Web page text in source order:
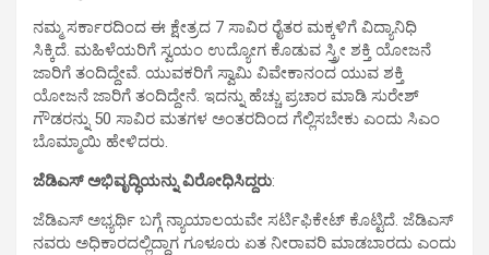
ನಮ್ಮ ಸರ್ಕಾರದಿಂದ ಈ ಕ್ಷೇತ್ರದ 7 ಸಾವಿರ ರೈತರ ಮಕ್ಕಳಿಗೆ ವಿದ್ಯಾನಿಧಿ
ಸಿಕ್ಕಿದೆ. ಮಹಿಳೆಯರಿಗೆ ಸ್ವಯಂ ಉದ್ಯೋಗ ಕೊಡುವ ಸ್ತ್ರೀ ಶಕ್ತಿ ಯೋಜನೆ
ಜಾರಿಗೆ ತಂದಿದ್ದೇವೆ. ಯುವಕರಿಗೆ ಸ್ವಾಮಿ ವಿವೇಕಾನಂದ ಯುವ ಶಕ್ತಿ
ಯೋಜನೆ ಜಾರಿಗೆ ತಂದಿದ್ದೇನೆ. ಇದನ್ನು ಹೆಚ್ಚು ಪ್ರಚಾರ ಮಾಡಿ ಸುರೇಶ್
ಗೌಡರನ್ನು 50 ಸಾವಿರ ಮತಗಳ ಅಂತರದಿಂದ ಗೆಲ್ಲಿಸಬೇಕು ಎಂದು ಸಿಎಂ
ಬೊಮ್ಮಾಯಿ‌ ಹೇಳಿದರು.
ಜೆಡಿಎಸ್ ಅಭಿವೃದ್ಧಿಯನ್ನು‌ ವಿರೋಧಿಸಿದ್ದರು:
ಜೆಡಿಎಸ್ ಅಭ್ಯರ್ಥಿ ಬಗ್ಗೆ ನ್ಯಾಯಾಲಯವೇ ಸರ್ಟಿಫಿಕೇಟ್ ಕೊಟ್ಟಿದೆ. ಜೆಡಿಎಸ್
ನವರು ಅಧಿಕಾರದಲ್ಲಿದ್ದಾಗ ಗೂಳೂರು ಏತ ನೀರಾವರಿ ಮಾಡಬಾರದು ಎಂದು